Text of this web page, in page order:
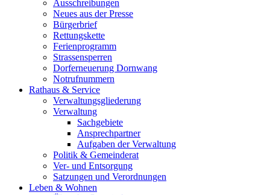
Ausschreibungen
Neues aus der Presse
Bürgerbrief
Rettungskette
Ferienprogramm
Strassensperren
Dorferneuerung Dornwang
Notrufnummern
Rathaus & Service
Verwaltungsgliederung
Verwaltung
Sachgebiete
Ansprechpartner
Aufgaben der Verwaltung
Politik & Gemeinderat
Ver- und Entsorgung
Satzungen und Verordnungen
Leben & Wohnen